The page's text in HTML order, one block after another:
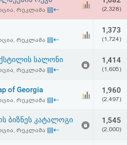
რეკლამა ▤⇠ (2,328)
რეკლამა ▤⇠
1,373
(1,724)
სალონი
რეკლამა ▤⇠
1,414
(1,605)
of Georgia
რეკლამა ▤⇠
1,960
(2,497)
ბიზნეს კატალოგი
რეკლამა ▤⇠
1,545
(2,000)